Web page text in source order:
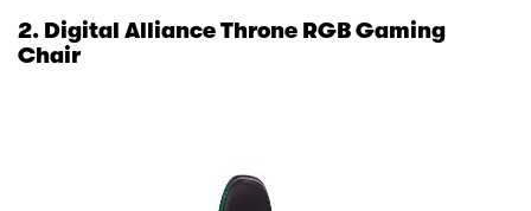
2. Digital Alliance Throne RGB Gaming
Chair